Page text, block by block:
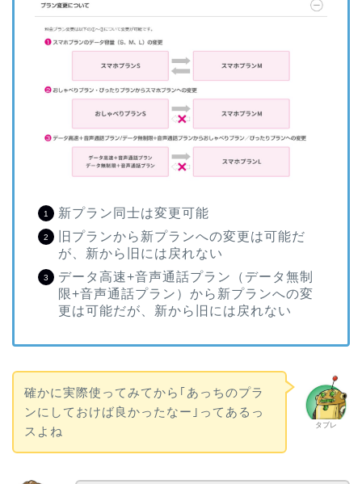
新プラン同士は変更可能
旧プランから新プランへの変更は可能だ
が、新から旧には戻れない
データ高速+音声通話プラン（データ無制
限+音声通話プラン）から新プランへの変
更は可能だが、新から旧には戻れない
タブレ
確かに実際使ってみてから｢あっちのプラ
ンにしておけば良かったなー｣ってあるっ
スよね